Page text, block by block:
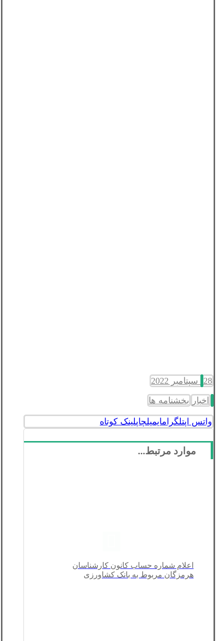
28 سپتامبر 2022
اخبار بخشنامه ها
واتس اپتلگرامایمیلچاپلینک کوتاه
موارد مرتبط...
اعلام شماره حساب کانون کارشناسان
هرمزگان مربوط به بانک کشاورزی